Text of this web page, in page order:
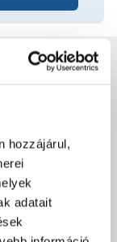
hozzájárul,
adatait
leírásában?